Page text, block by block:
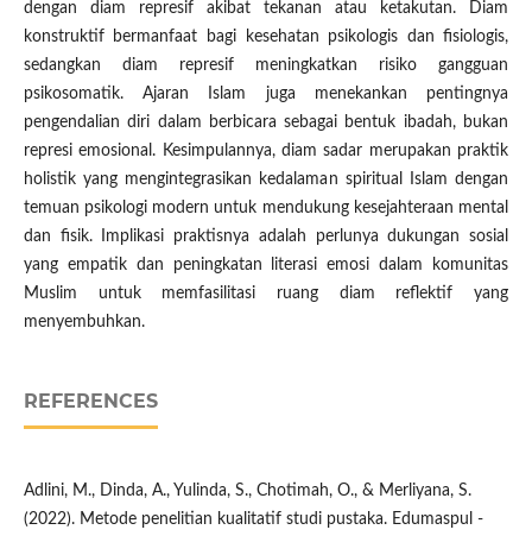
dengan diam represif akibat tekanan atau ketakutan. Diam
konstruktif bermanfaat bagi kesehatan psikologis dan fisiologis,
sedangkan diam represif meningkatkan risiko gangguan
psikosomatik. Ajaran Islam juga menekankan pentingnya
pengendalian diri dalam berbicara sebagai bentuk ibadah, bukan
represi emosional. Kesimpulannya, diam sadar merupakan praktik
holistik yang mengintegrasikan kedalaman spiritual Islam dengan
temuan psikologi modern untuk mendukung kesejahteraan mental
dan fisik. Implikasi praktisnya adalah perlunya dukungan sosial
yang empatik dan peningkatan literasi emosi dalam komunitas
Muslim untuk memfasilitasi ruang diam reflektif yang
menyembuhkan.
REFERENCES
Adlini, M., Dinda, A., Yulinda, S., Chotimah, O., & Merliyana, S.
(2022). Metode penelitian kualitatif studi pustaka. Edumaspul -